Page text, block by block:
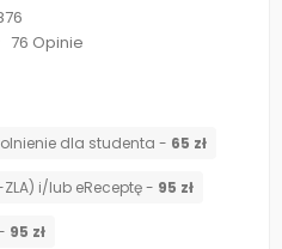
76 Opinie
dla studenta - 65 zł
i/lub eReceptę - 95 zł
95 zł